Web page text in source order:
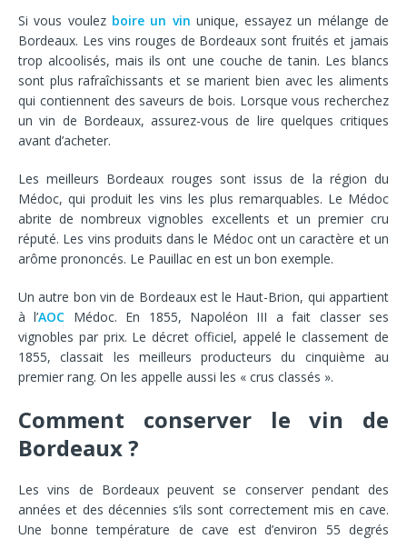
Si vous voulez boire un vin unique, essayez un mélange de
Bordeaux. Les vins rouges de Bordeaux sont fruités et jamais
trop alcoolisés, mais ils ont une couche de tanin. Les blancs
sont plus rafraîchissants et se marient bien avec les aliments
qui contiennent des saveurs de bois. Lorsque vous recherchez
un vin de Bordeaux, assurez-vous de lire quelques critiques
avant d’acheter.
Les meilleurs Bordeaux rouges sont issus de la région du
Médoc, qui produit les vins les plus remarquables. Le Médoc
abrite de nombreux vignobles excellents et un premier cru
réputé. Les vins produits dans le Médoc ont un caractère et un
arôme prononcés. Le Pauillac en est un bon exemple.
Un autre bon vin de Bordeaux est le Haut-Brion, qui appartient
à l’AOC Médoc. En 1855, Napoléon III a fait classer ses
vignobles par prix. Le décret officiel, appelé le classement de
1855, classait les meilleurs producteurs du cinquième au
premier rang. On les appelle aussi les « crus classés ».
Comment conserver le vin de
Bordeaux ?
Les vins de Bordeaux peuvent se conserver pendant des
années et des décennies s’ils sont correctement mis en cave.
Une bonne température de cave est d’environ 55 degrés